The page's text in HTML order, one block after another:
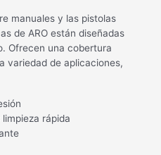
manuales y las pistolas
de ARO están diseñadas
Ofrecen una cobertura
variedad de aplicaciones,
rápida